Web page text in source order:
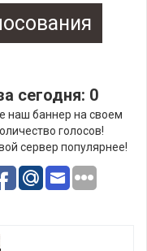
сегодня: 0
наш баннер на своем
голосов!
сервер популярнее!